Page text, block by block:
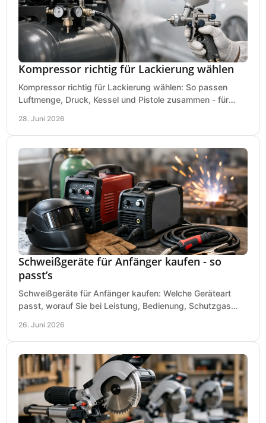
Kompressor richtig für Lackierung wählen
Kompressor richtig für Lackierung wählen: So passen
Luftmenge, Druck, Kessel und Pistole zusammen - für
28. Juni 2026
Schweißgeräte für Anfänger kaufen - so
passt’s
Schweißgeräte für Anfänger kaufen: Welche Geräteart
passt, worauf Sie bei Leistung, Bedienung, Schutzgas
26. Juni 2026